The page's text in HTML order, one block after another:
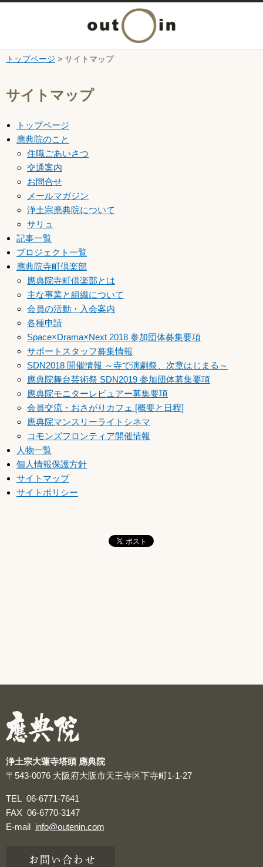
本文へ
ニ
ー
を
開
く
トップページ > サイトマップ
サイトマップ
トップページ
應典院のこと
住職ごあいさつ
交通案内
お問合せ
メールマガジン
浄土宗應典院について
サリュ
記事一覧
プロジェクト一覧
應典院寺町倶楽部
應典院寺町倶楽部とは
主な事業と組織について
会員の活動・入会案内
各種申請
Space×Drama×Next 2018 参加団体募集要項
サポートスタッフ募集情報
SDN2018 開催情報 ～寺で演劇祭、次章はじまる～
應典院舞台芸術祭 SDN2019 参加団体募集要項
應典院モニターレビュアー募集要項
会員交流・おさがりカフェ [概要と日程]
應典院マンスリーライトシネマ
コモンズフロンティア開催情報
人物一覧
個人情報保護方針
サイトマップ
サイトポリシー
浄土宗大蓮寺塔頭 應典院
〒543-0076 大阪府大阪市天王寺区下寺町1-1-27
TEL 06-6771-7641
FAX 06-6770-3147
E-mail info@outenin.com
お問い合わせ